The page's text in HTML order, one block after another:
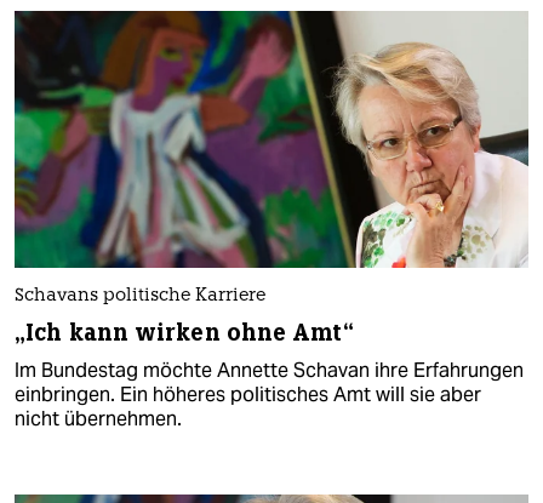
Schavans politische Karriere
„Ich kann wirken ohne Amt“
Im Bundestag möchte Annette Schavan ihre Erfahrungen
einbringen. Ein höheres politisches Amt will sie aber
nicht übernehmen.